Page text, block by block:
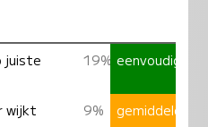
juiste
19% eenvoudig
wijkt
9% gemiddeld